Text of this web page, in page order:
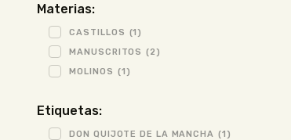
Materias:
CASTILLOS (1)
MANUSCRITOS (2)
MOLINOS (1)
Etiquetas:
DON QUIJOTE DE LA MANCHA (1)